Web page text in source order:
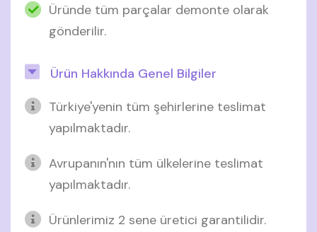
Üründe tüm parçalar demonte olarak
gönderilir.
Ürün Hakkında Genel Bilgiler
Türkiye'yenin tüm şehirlerine teslimat
yapılmaktadır.
Avrupanın'nın tüm ülkelerine teslimat
yapılmaktadır.
Ürünlerimiz 2 sene üretici garantilidir.